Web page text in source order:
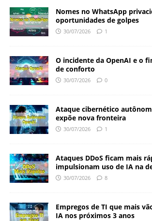
Nomes no WhatsApp
oportunidades de golpes
30/07/2026 1
O incidente da OpenAI e o
de conforto
30/07/2026 0
Ataque cibernético
expõe nova fronteira
30/07/2026 1
Ataques DDoS ficam mais
impulsionam uso de IA na
30/07/2026 8
Empregos de TI que mais
IA nos próximos 3 anos